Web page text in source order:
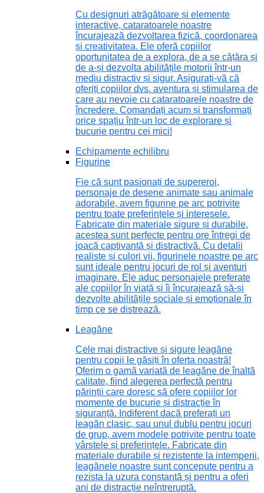
Cu designuri atrăgătoare și elemente
interactive, cataratoarele noastre
încurajează dezvoltarea fizică, coordonarea
și creativitatea. Ele oferă copiilor
oportunitatea de a explora, de a se cățăra și
de a-și dezvolta abilitățile motorii într-un
mediu distractiv și sigur. Asigurați-vă că
oferiți copiilor dvs. aventura și stimularea de
care au nevoie cu cataratoarele noastre de
încredere. Comandați acum și transformați
orice spațiu într-un loc de explorare și
bucurie pentru cei mici!
Echipamente echilibru
Figurine
Fie că sunt pasionați de supereroi,
personaje de desene animate sau animale
adorabile, avem figurine pe arc potrivite
pentru toate preferințele și interesele.
Fabricate din materiale sigure și durabile,
acestea sunt perfecte pentru ore întregi de
joacă captivantă și distractivă. Cu detalii
realiste și culori vii, figurinele noastre pe arc
sunt ideale pentru jocuri de rol și aventuri
imaginare. Ele aduc personajele preferate
ale copiilor în viață și îi încurajează să-și
dezvolte abilitățile sociale și emoționale în
timp ce se distrează.
Leagăne
Cele mai distractive și sigure leagăne
pentru copii le găsiți în oferta noastră!
Oferim o gamă variată de leagăne de înaltă
calitate, fiind alegerea perfectă pentru
părinții care doresc să ofere copiilor lor
momente de bucurie și distracție în
siguranță. Indiferent dacă preferați un
leagăn clasic, sau unul dublu pentru jocuri
de grup, avem modele potrivite pentru toate
vârstele și preferințele. Fabricate din
materiale durabile și rezistente la intemperii,
leagănele noastre sunt concepute pentru a
rezista la uzura constantă și pentru a oferi
ani de distracție neîntreruptă.